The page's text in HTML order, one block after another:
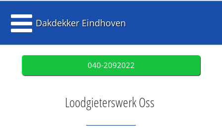
Dakdekker Eindhoven
040-2092022
Loodgieterswerk Oss